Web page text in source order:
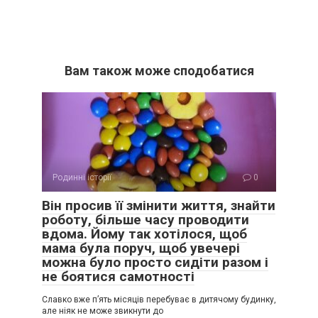
Вам також може сподобатися
Родинні історії 0
Він просив її змінити життя, знайти
роботу, більше часу проводити
вдома. Йому так хотілося, щоб
мама була поруч, щоб увечері
можна було просто сидіти разом і
не боятися самотності
Славко вже п’ять місяців перебуває в дитячому будинку,
але ніяк не може звикнути до